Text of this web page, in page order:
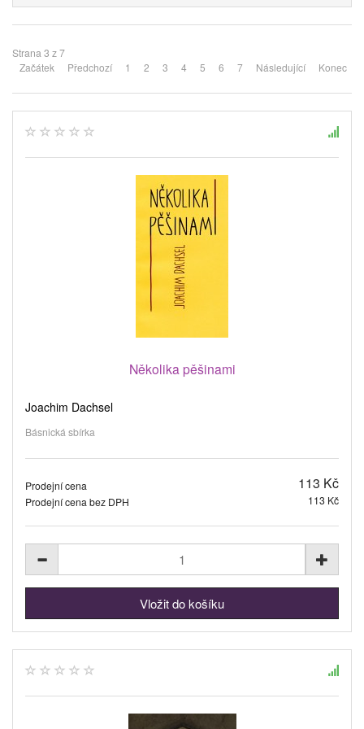
Strana 3 z 7
Začátek
Předchozí 1 2 3 4 5 6 7 Následující Konec
Několika pěšinami
Joachim Dachsel
Básnická sbírka
Prodejní cena 113 Kč
Prodejní cena bez DPH 113 Kč